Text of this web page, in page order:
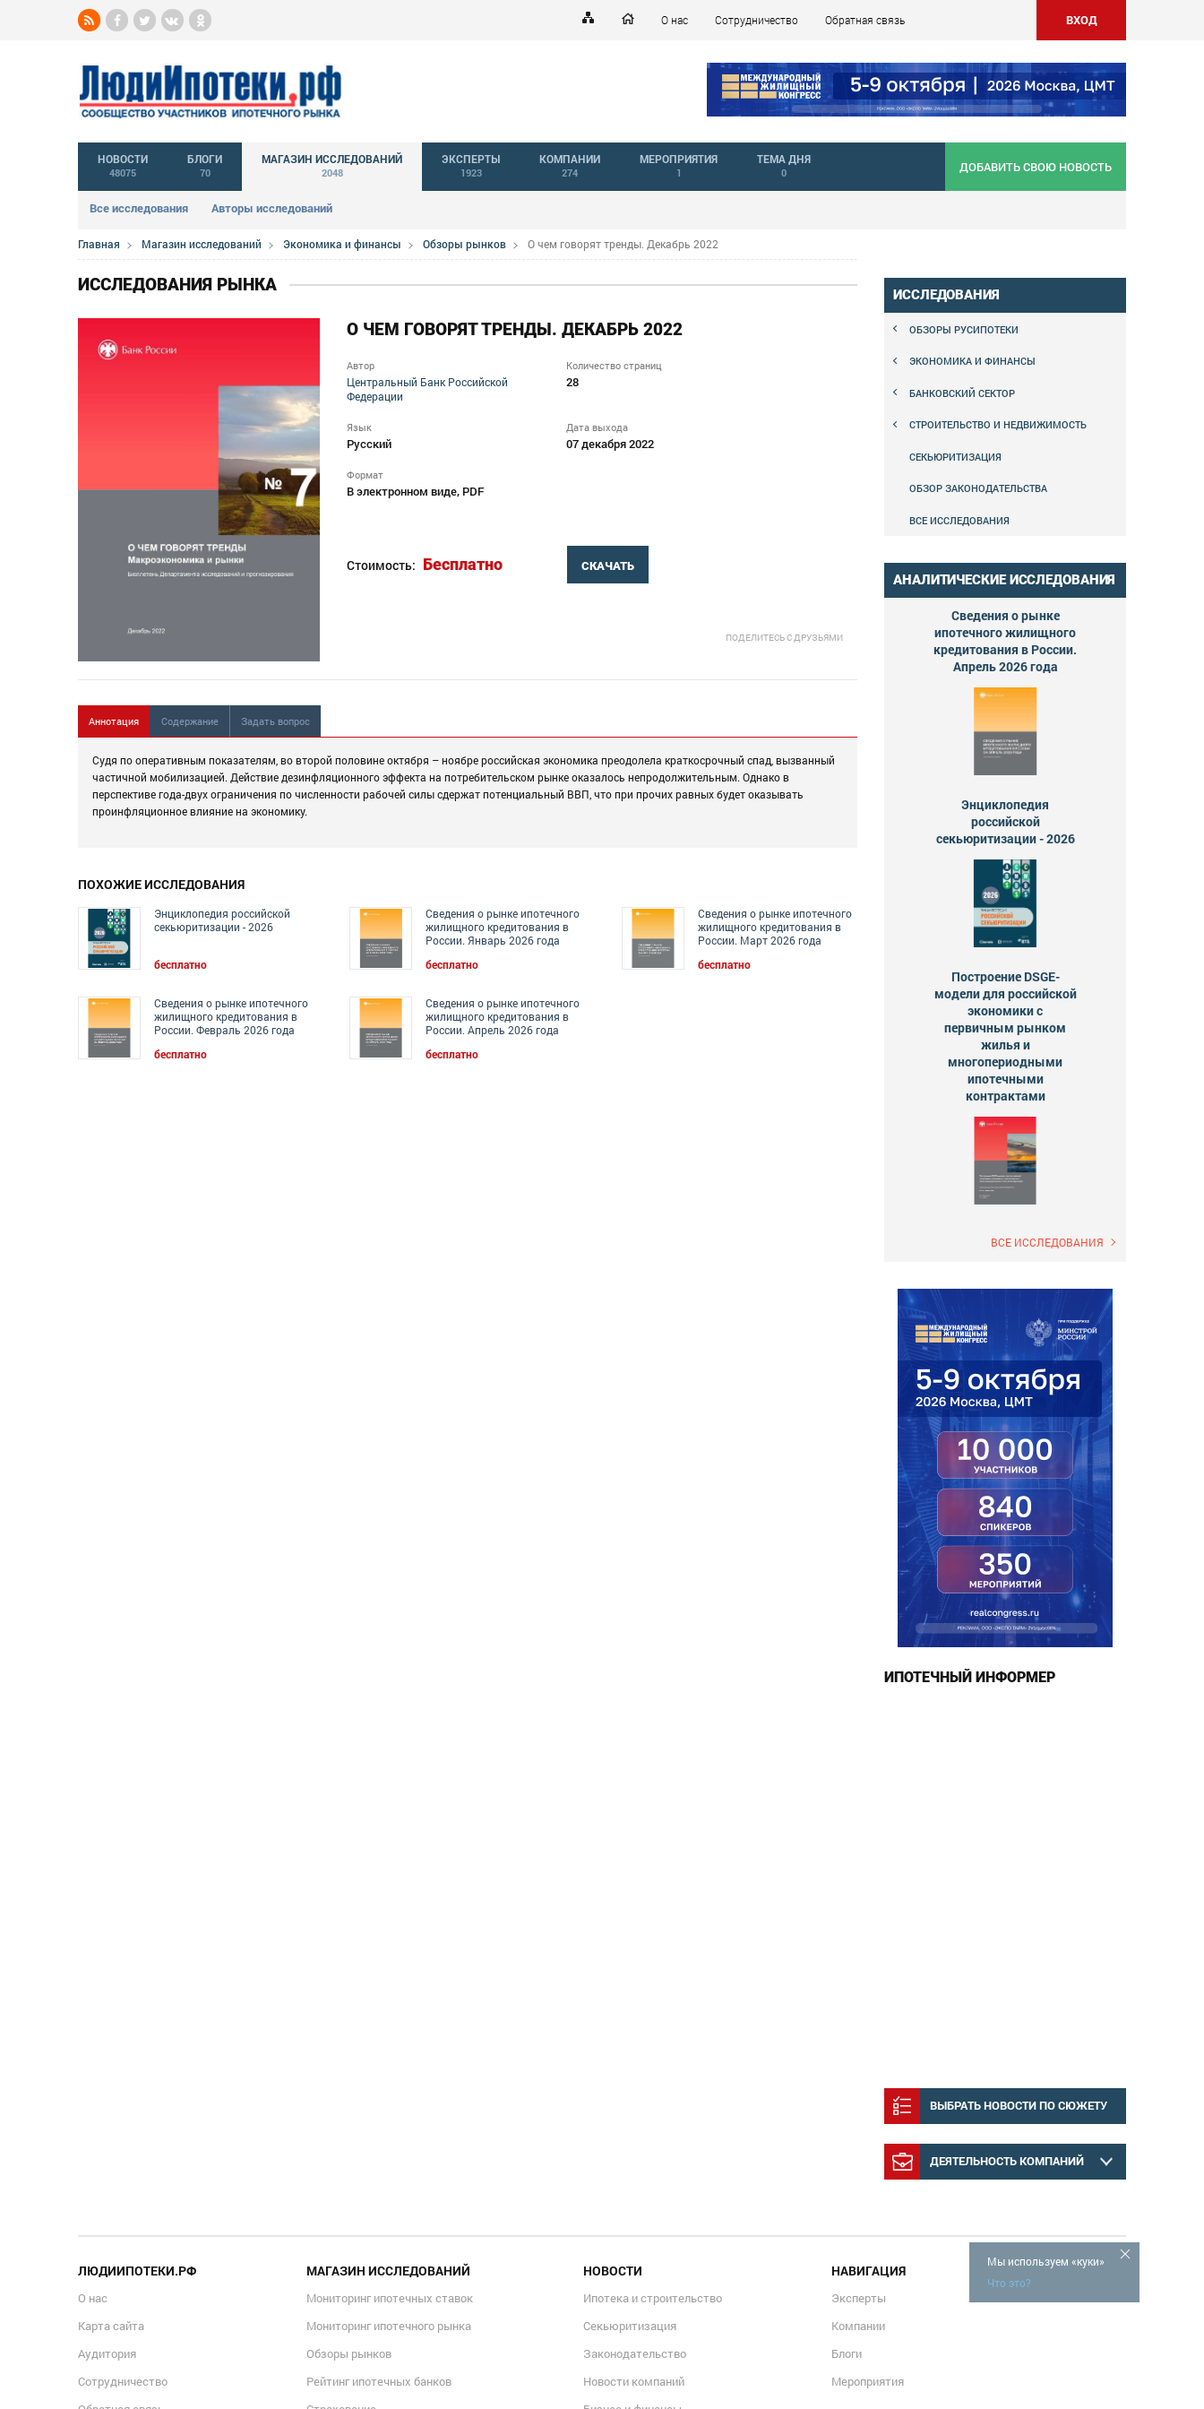
О нас Сотрудничество Обратная связь ВХОД
НОВОСТИ
48075
БЛОГИ
70
МАГАЗИН ИССЛЕДОВАНИЙ
2048
Все исследования Авторы исследований
ЭКСПЕРТЫ
1923
КОМПАНИИ
274
МЕРОПРИЯТИЯ
1
ТЕМА ДНЯ
0 ДОБАВИТЬ СВОЮ НОВОСТЬ
Главная Магазин исследований Экономика и финансы Обзоры рынков О чем говорят тренды. Декабрь 2022
ИССЛЕДОВАНИЯ РЫНКА
О ЧЕМ ГОВОРЯТ ТРЕНДЫ. ДЕКАБРЬ 2022
Автор
Центральный Банк Российской
Федерации
Количество страниц
28
Язык
Русский
Дата выхода
07 декабря 2022
Формат
В электронном виде, PDF
Стоимость: Бесплатно СКАЧАТЬ
ПОДЕЛИТЕСЬ С ДРУЗЬЯМИ
Аннотация Содержание Задать вопрос
Судя по оперативным показателям, во второй половине октября – ноябре российская экономика преодолела краткосрочный спад, вызванный
частичной мобилизацией. Действие дезинфляционного эффекта на потребительском рынке оказалось непродолжительным. Однако в
перспективе года-двух ограничения по численности рабочей силы сдержат потенциальный ВВП, что при прочих равных будет оказывать
проинфляционное влияние на экономику.
ПОХОЖИЕ ИССЛЕДОВАНИЯ
Энциклопедия российской
секьюритизации - 2026
бесплатно
Сведения о рынке ипотечного
жилищного кредитования в
России. Январь 2026 года
бесплатно
Сведения о рынке ипотечного
жилищного кредитования в
России. Март 2026 года
бесплатно
Сведения о рынке ипотечного
жилищного кредитования в
России. Февраль 2026 года
бесплатно
Сведения о рынке ипотечного
жилищного кредитования в
России. Апрель 2026 года
бесплатно
ИССЛЕДОВАНИЯ
ОБЗОРЫ РУСИПОТЕКИ
ЭКОНОМИКА И ФИНАНСЫ
БАНКОВСКИЙ СЕКТОР
СТРОИТЕЛЬСТВО И НЕДВИЖИМОСТЬ
СЕКЬЮРИТИЗАЦИЯ
ОБЗОР ЗАКОНОДАТЕЛЬСТВА
ВСЕ ИССЛЕДОВАНИЯ
АНАЛИТИЧЕСКИЕ ИССЛЕДОВАНИЯ
Сведения о рынке
ипотечного жилищного
кредитования в России.
Апрель 2026 года
Энциклопедия
российской
секьюритизации - 2026
Построение DSGE-
модели для российской
экономики с
первичным рынком
жилья и
многопериодными
ипотечными
контрактами
ВСЕ ИССЛЕДОВАНИЯ
ИПОТЕЧНЫЙ ИНФОРМЕР
ВЫБРАТЬ НОВОСТИ ПО СЮЖЕТУ
ДЕЯТЕЛЬНОСТЬ КОМПАНИЙ
Мы используем «куки»
Что это?
ЛЮДИИПОТЕКИ.РФ
О нас
Карта сайта
Аудитория
Сотрудничество
МАГАЗИН ИССЛЕДОВАНИЙ
Мониторинг ипотечных ставок
Мониторинг ипотечного рынка
Обзоры рынков
Рейтинг ипотечных банков
НОВОСТИ
Ипотека и строительство
Секьюритизация
Законодательство
Новости компаний
НАВИГАЦИЯ
Эксперты
Компании
Блоги
Мероприятия